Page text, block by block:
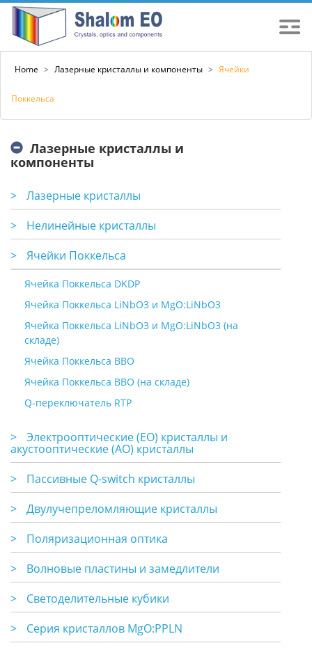
Home > Лазерные кристаллы и компоненты > Ячейки
Поккельса
Лазерные кристаллы и
компоненты
>
Лазерные кристаллы
>
Нелинейные кристаллы
>
Ячейки Поккельса
Ячейка Поккельса DKDP
Ячейка Поккельса LiNbO3 и MgO:LiNbO3
Ячейка Поккельса LiNbO3 и MgO:LiNbO3 (на
складе)
Ячейка Поккельса BBO
Ячейка Поккельса BBO (на складе)
Q-переключатель RTP
> Электрооптические (EO) кристаллы и
акустооптические (АО) кристаллы
>
Пассивные Q-switch кристаллы
>
Двулучепреломляющие кристаллы
>
Поляризационная оптика
>
Волновые пластины и замедлители
>
Светоделительные кубики
>
Серия кристаллов MgO:PPLN